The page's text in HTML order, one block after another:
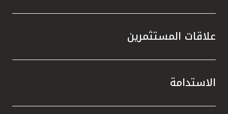
علاقات المستثمرين
الاستدامة